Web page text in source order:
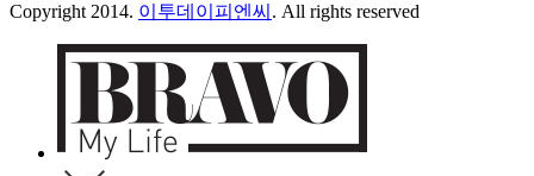
Copyright 2014. 이투데이피엔씨 . All rights reserved